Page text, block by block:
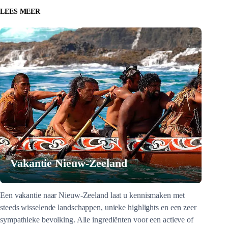
LEES MEER
Vakantie Nieuw-Zeeland
Een vakantie naar Nieuw-Zeeland laat u kennismaken met
steeds wisselende landschappen, unieke highlights en een zeer
sympathieke bevolking. Alle ingrediënten voor een actieve of